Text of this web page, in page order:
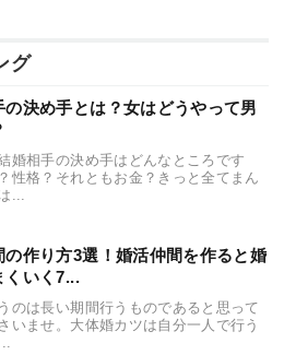
グ
の決め手とは？女はどうやって男
婚相手の決め手はどんなところです
性格？それともお金？きっと全てまん
...
の作り方3選！婚活仲間を作ると婚
くいく7...
のは長い期間行うものであると思って
いませ。大体婚カツは自分一人で行う